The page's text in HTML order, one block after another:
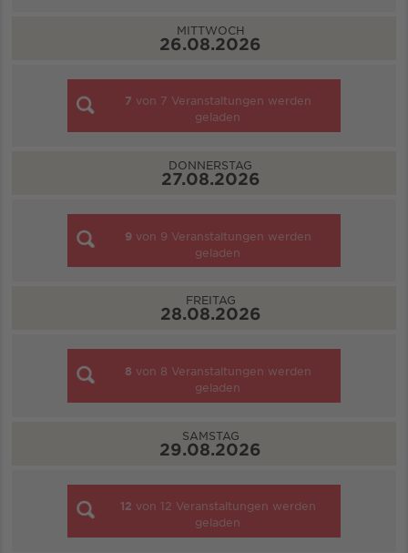
MITTWOCH
26.08.2026
7 von 7 Veranstaltungen werden
geladen
DONNERSTAG
27.08.2026
9 von 9 Veranstaltungen werden
geladen
FREITAG
28.08.2026
8 von 8 Veranstaltungen werden
geladen
SAMSTAG
29.08.2026
12 von 12 Veranstaltungen werden
geladen